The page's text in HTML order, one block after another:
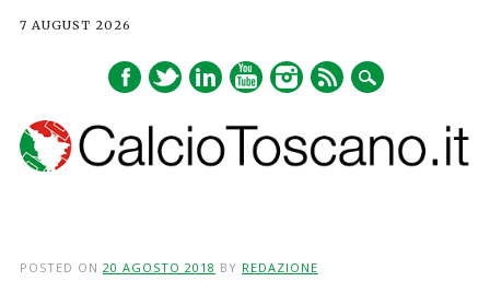
7 AUGUST 2026
POSTED ON 20 AGOSTO 2018 BY REDAZIONE